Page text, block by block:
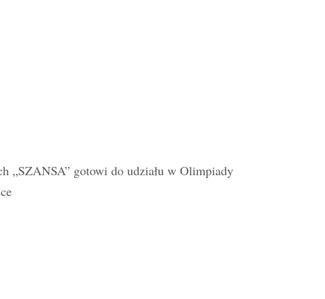
„SZANSA” gotowi do udziału w Olimpiady